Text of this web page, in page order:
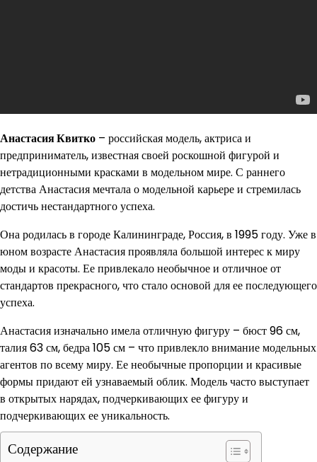
Анастасия Квитко – российская модель, актриса и
предприниматель, известная своей роскошной фигурой и
нетрадиционными красками в модельном мире. С раннего
детства Анастасия мечтала о модельной карьере и стремилась
достичь нестандартного успеха.
Она родилась в городе Калининграде, Россия, в 1995 году. Уже в
юном возрасте Анастасия проявляла большой интерес к миру
моды и красоты. Ее привлекало необычное и отличное от
стандартов прекрасного, что стало основой для ее последующего
успеха.
Анастасия изначально имела отличную фигуру – бюст 96 см,
талия 63 см, бедра 105 см – что привлекло внимание модельных
агентов по всему миру. Ее необычные пропорции и красивые
формы придают ей узнаваемый облик. Модель часто выступает
в открытых нарядах, подчеркивающих ее фигуру и
подчеркивающих ее уникальность.
Содержание